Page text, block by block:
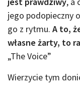
jego podopieczny
go z rytmu. A to,
własne żarty, to
„The Voice”
Wierzycie tym